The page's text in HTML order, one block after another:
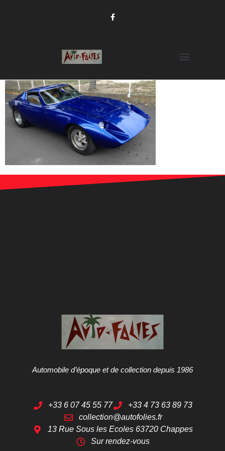
Automobile d’époque et de collection depuis 1986
+33 6 07 45 55 77
+33 4 73 63 89 73
collection@autofolies.fr
13 Rue Sous les Ecoles 63720 Chappes
Sur rendez-vous